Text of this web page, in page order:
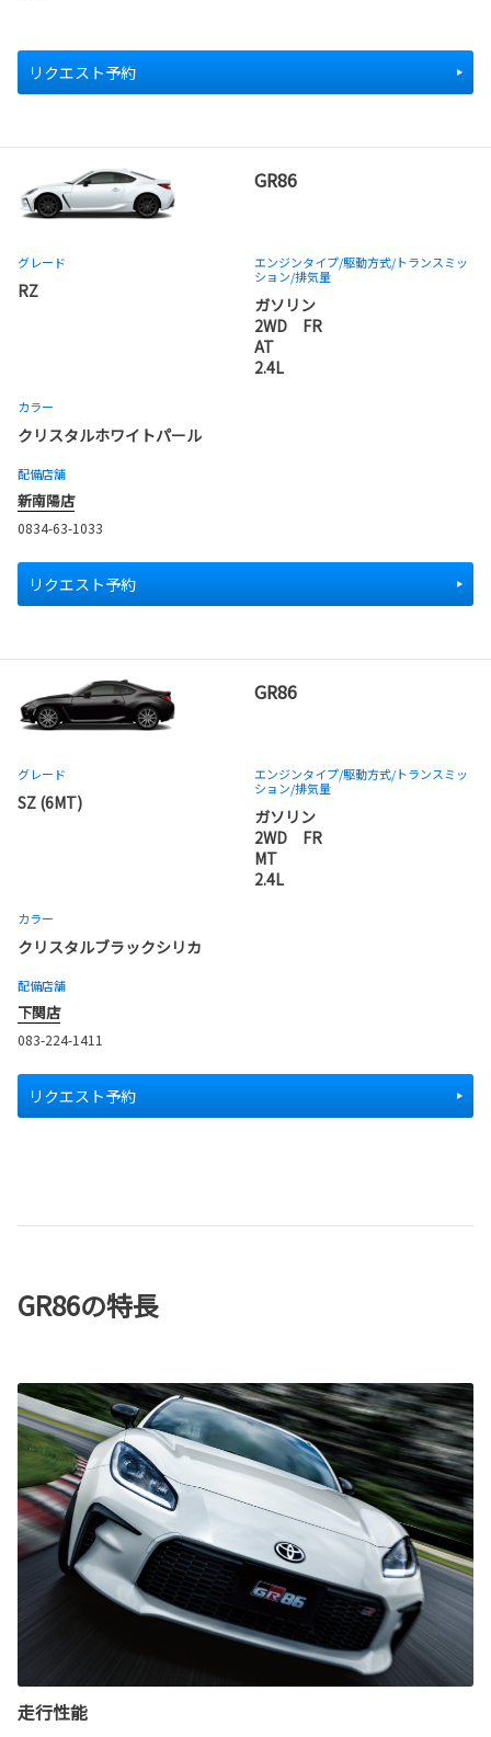
リクエスト予約
GR86
グレード
RZ
エンジンタイプ/駆動方式/トランスミッ
ション/排気量
ガソリン
2WD FR
AT
2.4L
カラー
クリスタルホワイトパール
配備店舗
新南陽店
0834-63-1033
リクエスト予約
GR86
グレード
SZ (6MT)
エンジンタイプ/駆動方式/トランスミッ
ション/排気量
ガソリン
2WD FR
MT
2.4L
カラー
クリスタルブラックシリカ
配備店舗
下関店
083-224-1411
リクエスト予約
GR86の特長
走行性能